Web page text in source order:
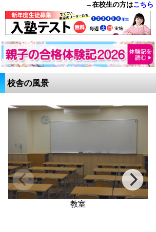
→在校生の方はこちら
校舎の風景
教室